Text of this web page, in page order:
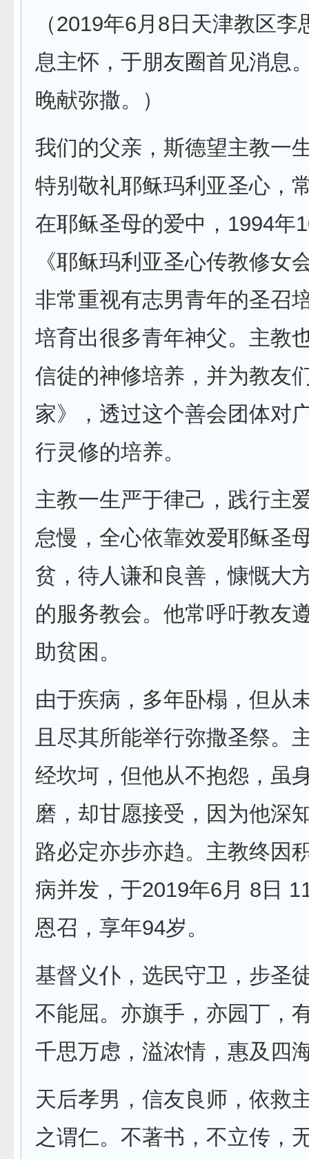
（2019年6月8日天津教区
息主怀，于朋友圈首见消息
晚献弥撒。）
我们的父亲，斯德望主教一
特别敬礼耶稣玛利亚圣心，
在耶稣圣母的爱中，1994年
《耶稣玛利亚圣心传教修女
非常重视有志男青年的圣召
培育出很多青年神父。主教
信徒的神修培养，并为教友
家》，透过这个善会团体对
行灵修的培养。
主教一生严于律己，践行主
怠慢，全心依靠效爱耶稣圣
贫，待人谦和良善，慷慨大
的服务教会。他常呼吁教友
助贫困。
由于疾病，多年卧榻，但从
且尽其所能举行弥撒圣祭。
经坎坷，但他从不抱怨，虽
磨，却甘愿接受，因为他深
路必定亦步亦趋。主教终因
病并发，于2019年6月 8日
恩召，享年94岁。
基督义仆，选民守卫，步圣
不能屈。亦旗手，亦园丁，
千思万虑，溢浓情，惠及四
天后孝男，信友良师，依救
之谓仁。不著书，不立传，